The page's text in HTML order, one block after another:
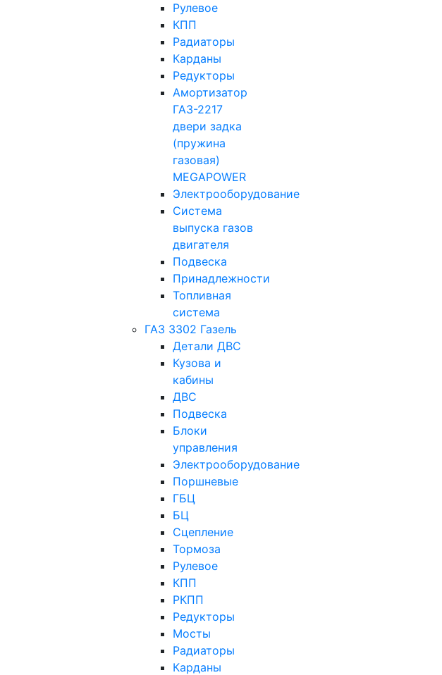
Рулевое
КПП
Радиаторы
Карданы
Редукторы
Амортизатор
ГАЗ-2217
двери задка
(пружина
газовая)
MEGAPOWER
Электрооборудование
Система
выпуска газов
двигателя
Подвеска
Принадлежности
Топливная
система
ГАЗ 3302 Газель
Детали ДВС
Кузова и
кабины
ДВС
Подвеска
Блоки
управления
Электрооборудование
Поршневые
ГБЦ
БЦ
Сцепление
Тормоза
Рулевое
КПП
РКПП
Редукторы
Мосты
Радиаторы
Карданы